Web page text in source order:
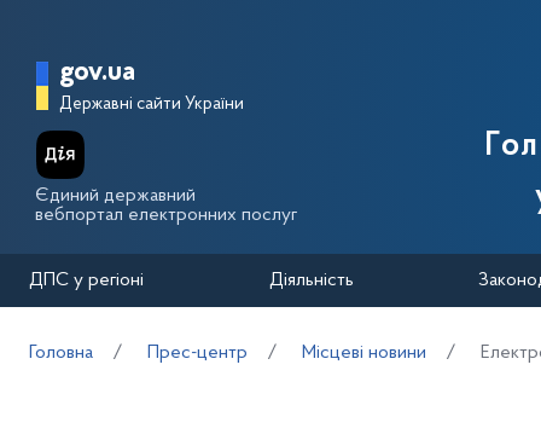
Головна сторінка Державної
gov.ua
Державні сайти України
Єдиний державний
вебпортал електронних послуг
ДПС у регіоні Діяльність
Головна Прес-центр Місцеві новини